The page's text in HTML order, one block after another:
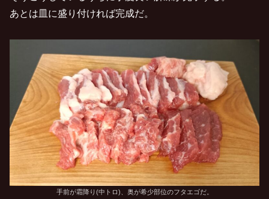
あとは皿に盛り付ければ完成だ。
手前が霜降り(中トロ)、奥が希少部位のフタエゴだ。